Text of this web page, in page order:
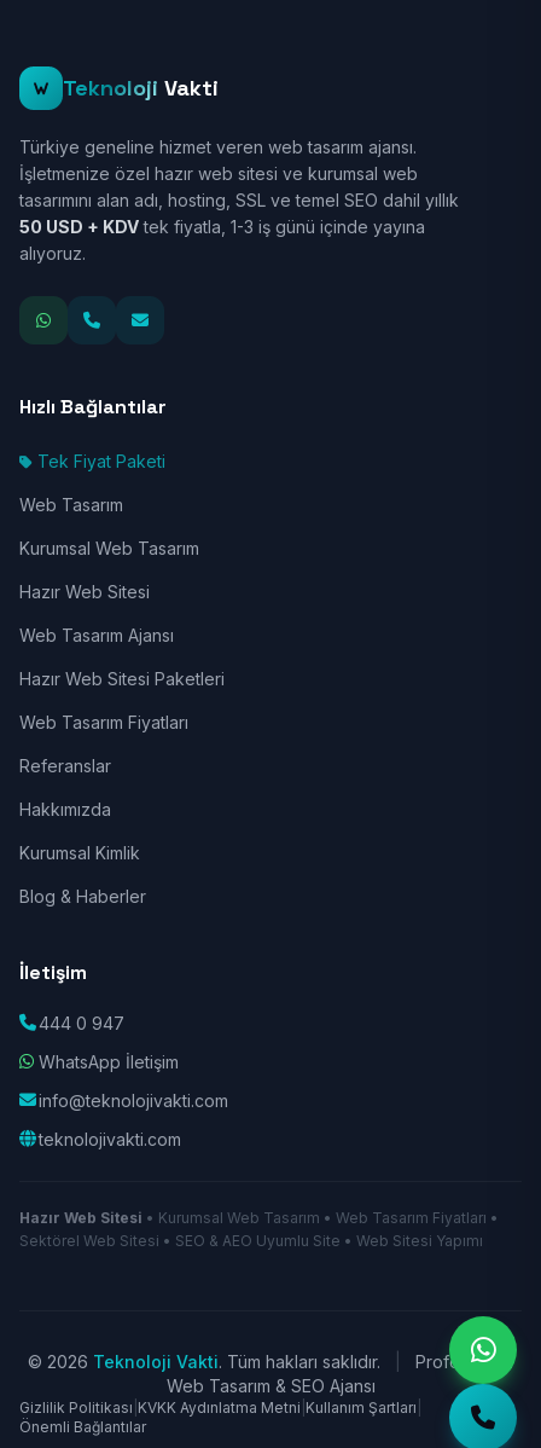
Teknoloji Vakti
Türkiye geneline hizmet veren web tasarım ajansı.
İşletmenize özel hazır web sitesi ve kurumsal web
tasarımını alan adı, hosting, SSL ve temel SEO dahil yıllık
50 USD + KDVtek fiyatla, 1-3 iş günü içinde yayına
alıyoruz.
Hızlı Bağlantılar
Tek Fiyat Paketi
Web Tasarım
Kurumsal Web Tasarım
Hazır Web Sitesi
Web Tasarım Ajansı
Hazır Web Sitesi Paketleri
Web Tasarım Fiyatları
Referanslar
Hakkımızda
Kurumsal Kimlik
Blog & Haberler
İletişim
444 0 947
WhatsApp İletişim
info@teknolojivakti.com
teknolojivakti.com
Hazır Web Sitesi • Kurumsal Web Tasarım • Web Tasarım Fiyatları •
Sektörel Web Sitesi • SEO & AEO Uyumlu Site • Web Sitesi Yapımı
© 2026 Teknoloji Vakti. Tüm hakları saklıdır.
Profesyonel
Web Tasarım & SEO Ajansı
Gizlilik Politikası KVKK Aydınlatma Metni Kullanım Şartları
Önemli Bağlantılar